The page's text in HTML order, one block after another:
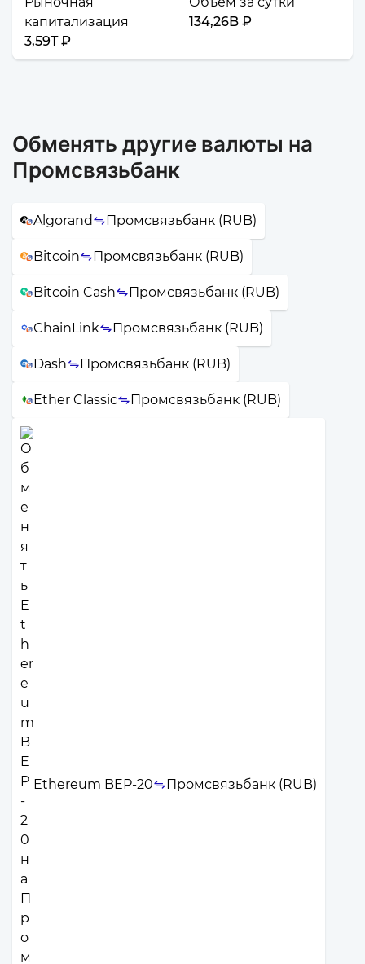
капитализация
3,59T ₽
134,26B ₽
Обменять другие валюты на
Промсвязьбанк
Algorand Промсвязьбанк (RUB)
Bitcoin Промсвязьбанк (RUB)
Bitcoin Cash Промсвязьбанк (RUB)
ChainLink Промсвязьбанк (RUB)
Dash Промсвязьбанк (RUB)
Ether Classic Промсвязьбанк (RUB)
Ethereum BEP-20 Промсвязьбанк (RUB)